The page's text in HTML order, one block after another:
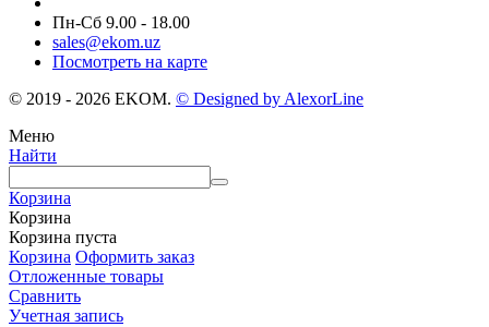
Пн-Cб 9.00 - 18.00
sales@ekom.uz
Посмотреть на карте
© 2019 - 2026 EKOM. © Designed by AlexorLine
Меню
Найти
Корзина
Корзина
Корзина пуста
Корзина Оформить заказ
Отложенные товары
Сравнить
Учетная запись